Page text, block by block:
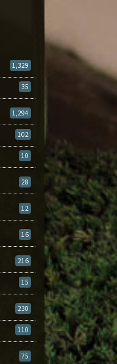
1,329
35
1,294
102
10
28
12
16
216
15
230
110
75